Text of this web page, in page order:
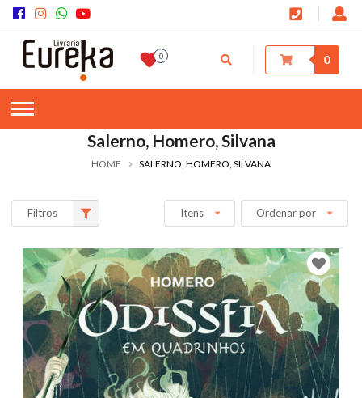
0 0
Salerno, Homero, Silvana
HOME SALERNO, HOMERO, SILVANA
Filtros Itens Ordenar por